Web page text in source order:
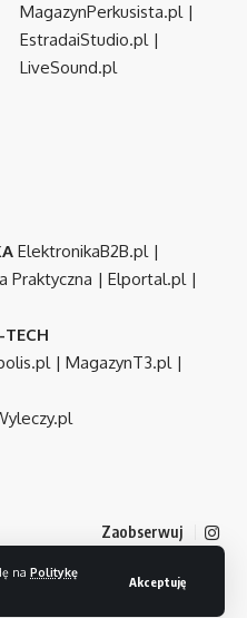
na Politykę
Akceptuję
MagazynPerkusista.pl|
EstradaiStudio.pl|
LiveSound.pl
ElektronikaB2B.pl|
Praktyczna | Elportal.pl|
TECH
| MagazynT3.pl|
Zaobserwuj